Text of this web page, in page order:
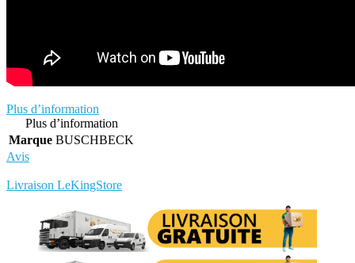
Plus d’information
Plus d’information
Marque BUSCHBECK
Avis
Livraison LeKingStore